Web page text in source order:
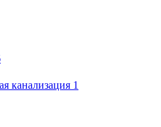
канализация 1